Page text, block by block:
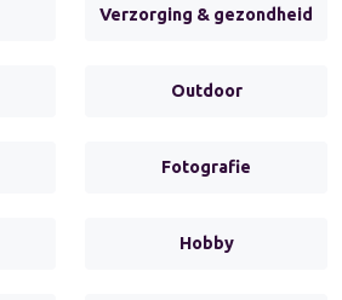
Verzorging & gezondheid
Outdoor
Fotografie
Hobby